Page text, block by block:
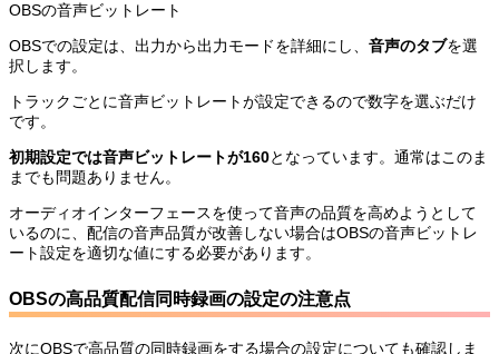
OBSの音声ビットレート
OBSでの設定は、出力から出力モードを詳細にし、 音声のタブを選
択します。
トラックごとに音声ビットレートが設定できるので数字を選ぶだけ
です。
初期設定では音声ビットレートが160となっています。通常はこのま
までも問題ありません。
オーディオインターフェースを使って音声の品質を高めようとして
いるのに、配信の音声品質が改善しない場合はOBSの音声ビットレ
ート設定を適切な値にする必要があります。
OBSの高品質配信同時録画の設定の注意点
次にOBSで高品質の同時録画をする場合の設定についても確認しま